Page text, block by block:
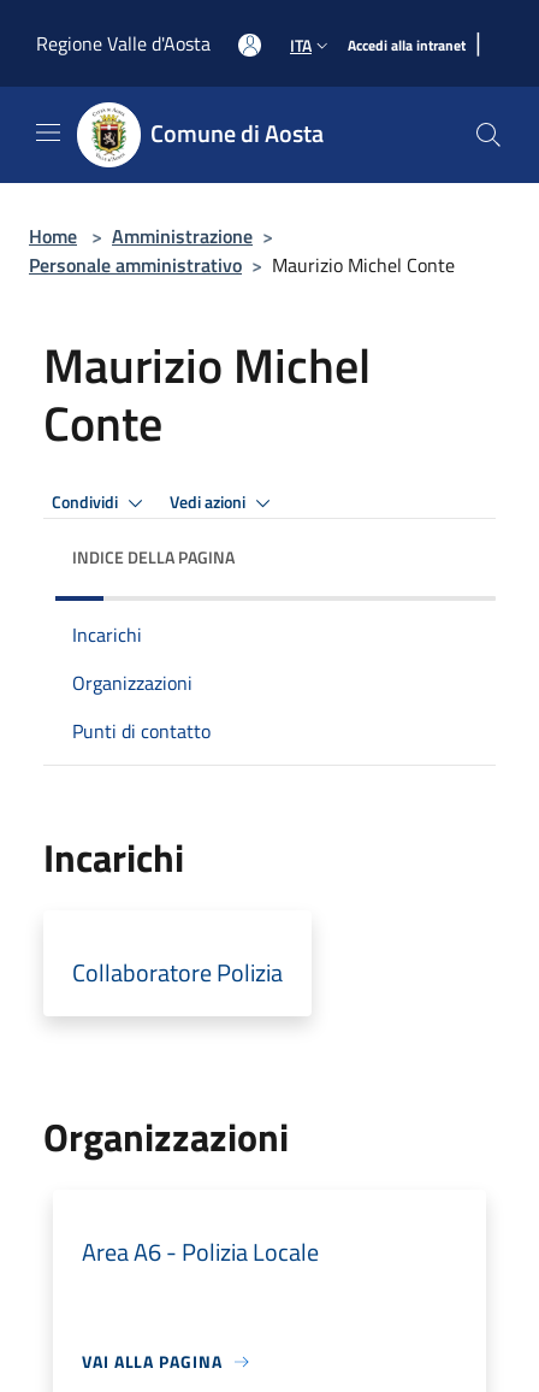
Regione Valle d'Aosta
ITA Accedi alla intranet |
Comune di Aosta
Home > Amministrazione >
Personale amministrativo > Maurizio Michel Conte
Maurizio Michel
Conte
Condividi Vedi azioni
INDICE DELLA PAGINA
Incarichi
Organizzazioni
Punti di contatto
Incarichi
Collaboratore Polizia
Organizzazioni
Area A6 - Polizia Locale
VAI ALLA PAGINA